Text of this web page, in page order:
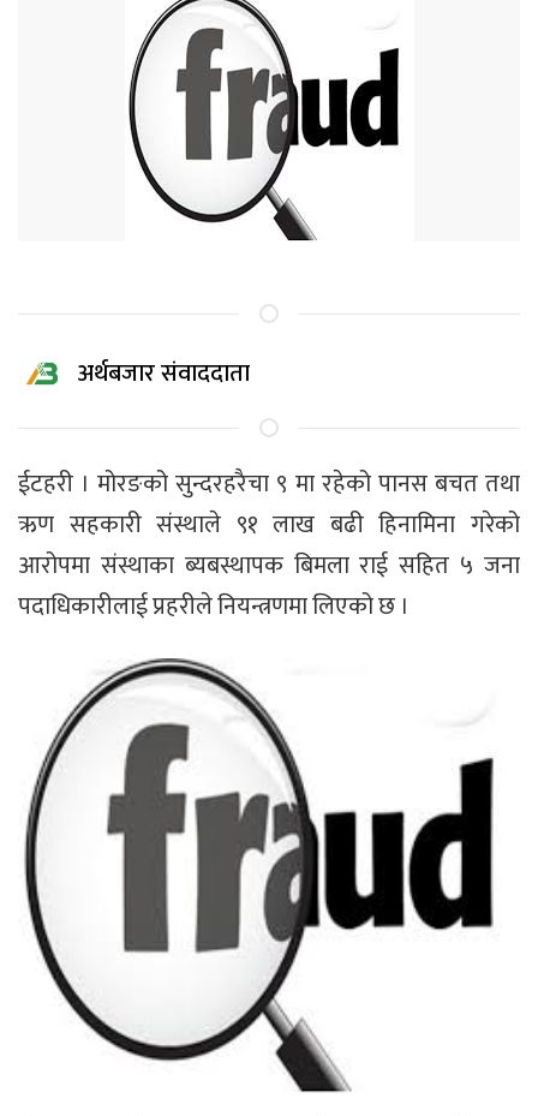
अर्थबजार संवाददाता
ईटहरी । मोरङको सुन्दरहरैचा ९ मा रहेको पानस बचत तथा
ऋण सहकारी संस्थाले ९१ लाख बढी हिनामिना गरेको
आरोपमा संस्थाका ब्यबस्थापक बिमला राई सहित ५ जना
पदाधिकारीलाई प्रहरीले नियन्त्रणमा लिएको छ ।